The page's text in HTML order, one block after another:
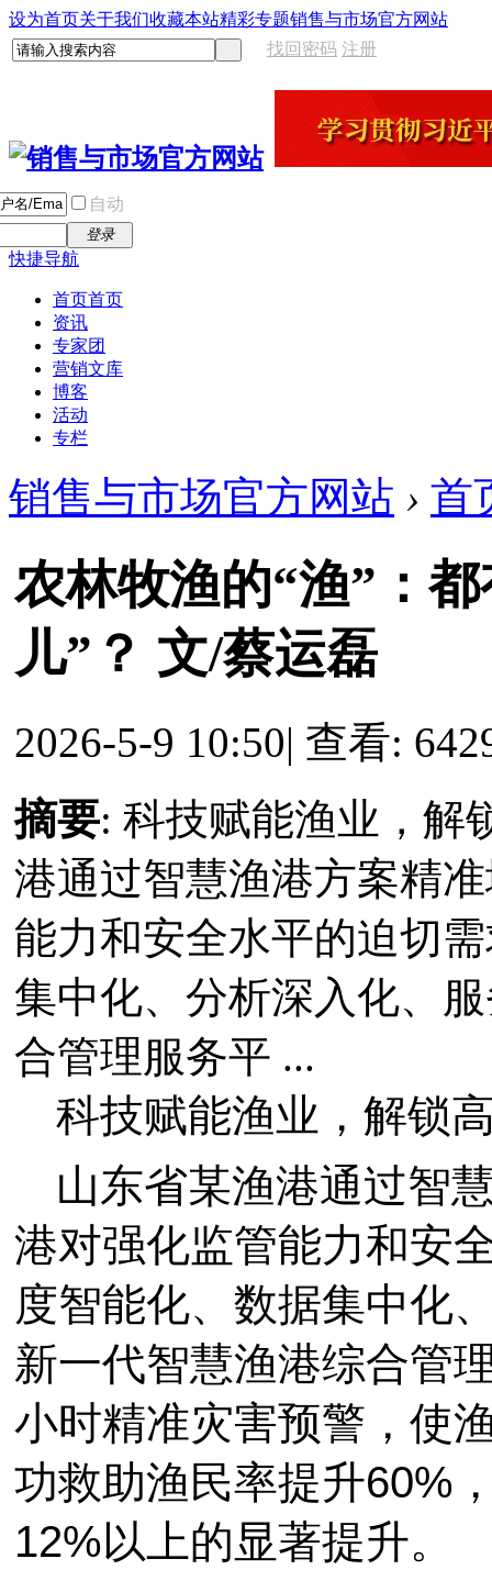
设为首页关于我们收藏本站精彩专题销售与市场官方网站
找回密码 注册
自动
登录
快捷导航
首页首页
资讯
专家团
营销文库
博客
活动
专栏
销售与市场官方网站 › 首
农林牧渔的“渔”：
儿”？ 文/蔡运磊
2026-5-9 10:50| 查看:
摘要: 科技赋能渔业，解
港通过智慧渔港方案精
能力和安全水平的迫切
集中化、分析深入化、
合管理服务平 ...
科技赋能渔业，解锁
山东省某渔港通过智
港对强化监管能力和安
度智能化、数据集中化
新一代智慧渔港综合管
小时精准灾害预警，使
功救助渔民率提升60%
12%以上的显著提升。